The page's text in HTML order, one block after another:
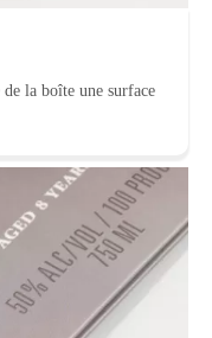
la boîte une surface